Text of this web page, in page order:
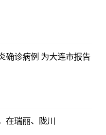
确诊病例 为大连市报告
在瑞丽、陇川